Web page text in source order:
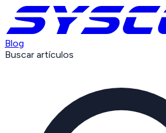
Blog
Buscar artículos